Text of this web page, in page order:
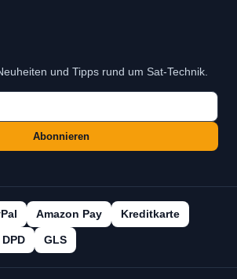
und Tipps rund um Sat-Technik.
Abonnieren
Amazon Pay Kreditkarte
DPD GLS